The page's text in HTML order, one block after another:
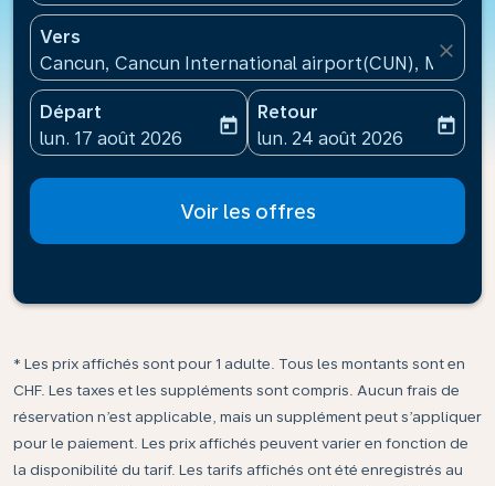
Vers
Cancun, Cancun International airport(CUN),
close
Départ
fc-booking-departure-date-aria-label
lun. 17 août 2026
today
Retour
fc-booking-return-date-
lun. 24 août 2026
today
Voir les offres
* Les prix affichés sont pour 1 adulte. Tous les montants sont en
CHF. Les taxes et les suppléments sont compris. Aucun frais de
réservation n’est applicable, mais un supplément peut s’appliquer
pour le paiement. Les prix affichés peuvent varier en fonction de
la disponibilité du tarif. Les tarifs affichés ont été enregistrés au